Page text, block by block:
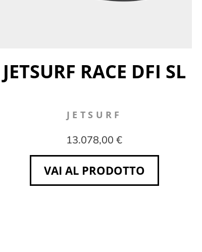
JETSURF RACE DFI SL
JETSURF
13.078,00 €
VAI AL PRODOTTO